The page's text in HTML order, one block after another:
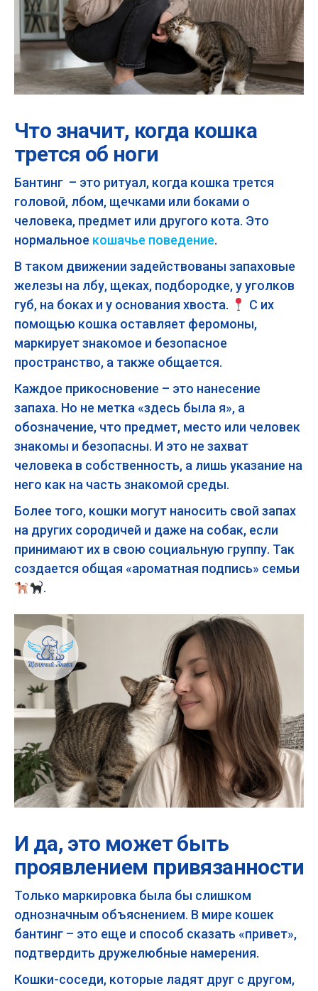
Что значит, когда кошка
трется об ноги
Бантинг – это ритуал, когда кошка трется
головой, лбом, щечками или боками о
человека, предмет или другого кота. Это
нормальное кошачье поведение.
В таком движении задействованы запаховые
железы на лбу, щеках, подбородке, у уголков
губ, на боках и у основания хвоста.
С их
помощью кошка оставляет феромоны,
маркирует знакомое и безопасное
пространство, а также общается.
Каждое прикосновение – это нанесение
запаха. Но не метка «здесь была я», а
обозначение, что предмет, место или человек
знакомы и безопасны. И это не захват
человека в собственность, а лишь указание на
него как на часть знакомой среды.
Более того, кошки могут наносить свой запах
на других сородичей и даже на собак, если
принимают их в свою социальную группу. Так
создается общая «ароматная подпись» семьи
.
И да, это может быть
проявлением привязанности
Только маркировка была бы слишком
однозначным объяснением. В мире кошек
бантинг – это еще и способ сказать «привет»,
подтвердить дружелюбные намерения.
Кошки-соседи, которые ладят друг с другом,